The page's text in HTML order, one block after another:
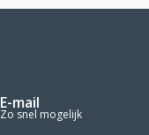
E-mail
Zo snel mogelijk